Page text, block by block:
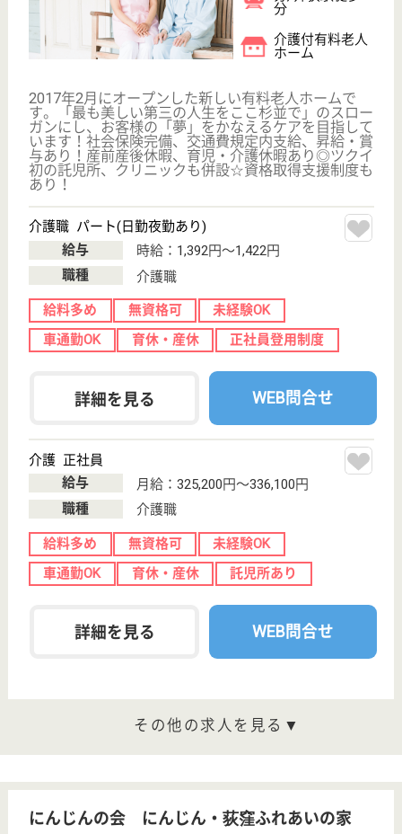
その他の求人を見る
プライム訪問看護リハビリステーション
東京都杉並区荻
窪5-11-22
荻窪駅徒歩4分
東京都のプライム訪問看護リハビリステーションは、
訪問看護・訪問介護を運営しています。 ぜひ各求人
をご覧ください。
作業療法士 パート(日勤のみ)
給与
時給：1,350円
職種
リハビリ職（作業療法士）
未経験OK 土日休み
車通勤OK
駅徒歩10分以内
現在の検索条件
エリア・駅
東京都/杉並区
こだわり条件
車通勤OK
変更
事業所情報の一部は、厚生労働省の介護事業所・生活関連情報
検索「介護サービス情報公表システム 」から転載しておりま